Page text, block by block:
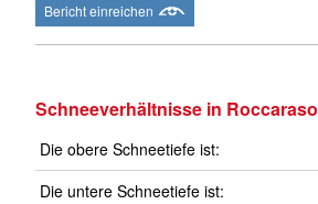
Bericht einreichen
Schneeverhältnisse in Roccaraso
Die obere Schneetiefe ist:
Die untere Schneetiefe ist: